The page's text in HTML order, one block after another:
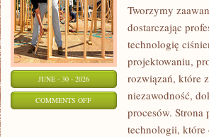
JUNE - 30 - 2026
COMMENTS OFFON
CIEKAWOSTKI
Tworzymy
dostarczając
technologię
projektowaniu,
rozwiązań, które
niezawodność,
procesów. Strona
technologii, które